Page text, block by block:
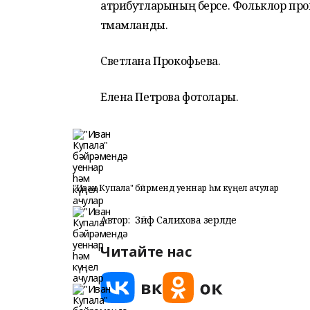
атрибутларының берсе. Фольклор
тәмамланды.
Светлана Прокофьева.
Елена Петрова фотолары.
"Иван Купала" бәйрәмендә уеннар һәм күңел ачулар
Автор: Зәйфә Салихова әзерләде
Читайте нас